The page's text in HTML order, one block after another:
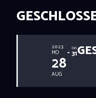
DRINKS
EVENTS
LOCATION
ABOUT
RESERVIERUNG
2023
MO
28
AUG
DO
31